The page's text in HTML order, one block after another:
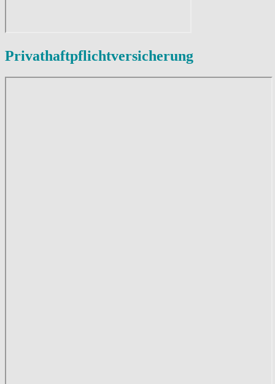
Privathaftpflichtversicherung